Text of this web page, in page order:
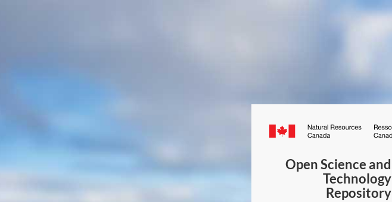
Canada.ca
Open Science and
Technology
Repository